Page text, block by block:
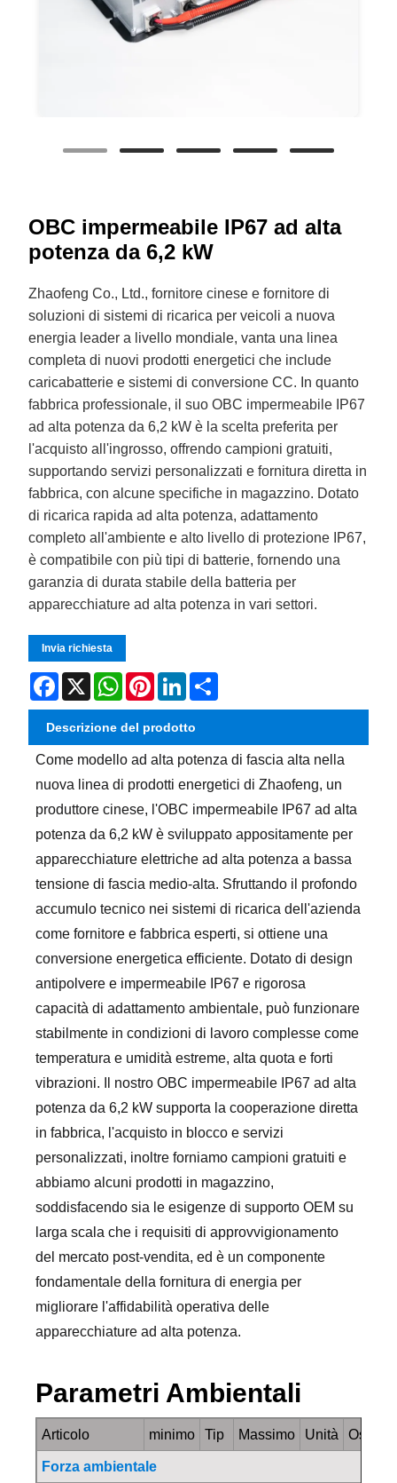
OBC impermeabile IP67 ad alta
potenza da 6,2 kW
Zhaofeng Co., Ltd., fornitore cinese e fornitore di
soluzioni di sistemi di ricarica per veicoli a nuova
energia leader a livello mondiale, vanta una linea
completa di nuovi prodotti energetici che include
caricabatterie e sistemi di conversione CC. In quanto
fabbrica professionale, il suo OBC impermeabile IP67
ad alta potenza da 6,2 kW è la scelta preferita per
l'acquisto all'ingrosso, offrendo campioni gratuiti,
supportando servizi personalizzati e fornitura diretta in
fabbrica, con alcune specifiche in magazzino. Dotato
di ricarica rapida ad alta potenza, adattamento
completo all'ambiente e alto livello di protezione IP67,
è compatibile con più tipi di batterie, fornendo una
garanzia di durata stabile della batteria per
apparecchiature ad alta potenza in vari settori.
Invia richiesta
Facebook
X WhatsAppPinterestLinkedIn
Descrizione del prodotto
Come modello ad alta potenza di fascia alta nella
nuova linea di prodotti energetici di Zhaofeng, un
produttore cinese, l'OBC impermeabile IP67 ad alta
potenza da 6,2 kW è sviluppato appositamente per
apparecchiature elettriche ad alta potenza a bassa
tensione di fascia medio-alta. Sfruttando il profondo
accumulo tecnico nei sistemi di ricarica dell'azienda
come fornitore e fabbrica esperti, si ottiene una
conversione energetica efficiente. Dotato di design
antipolvere e impermeabile IP67 e rigorosa
capacità di adattamento ambientale, può funzionare
stabilmente in condizioni di lavoro complesse come
temperatura e umidità estreme, alta quota e forti
vibrazioni. Il nostro OBC impermeabile IP67 ad alta
potenza da 6,2 kW supporta la cooperazione diretta
in fabbrica, l'acquisto in blocco e servizi
personalizzati, inoltre forniamo campioni gratuiti e
abbiamo alcuni prodotti in magazzino,
soddisfacendo sia le esigenze di supporto OEM su
larga scala che i requisiti di approvvigionamento
del mercato post-vendita, ed è un componente
fondamentale della fornitura di energia per
migliorare l'affidabilità operativa delle
apparecchiature ad alta potenza.
Parametri Ambientali
Articolo minimo Tip Massimo Unità
Forza ambientale